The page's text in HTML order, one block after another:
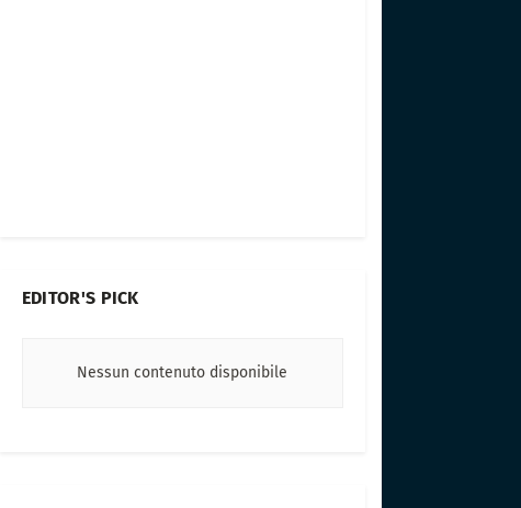
EDITOR'S PICK
Nessun contenuto disponibile